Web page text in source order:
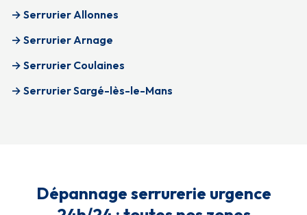
→ Serrurier Allonnes
→ Serrurier Arnage
→ Serrurier Coulaines
→ Serrurier Sargé-lès-le-Mans
Dépannage serrurerie urgence